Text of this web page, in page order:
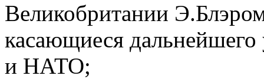
Великобритании
касающиеся
и НАТО;